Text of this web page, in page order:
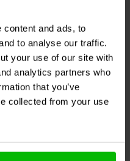
content and ads, to
to analyse our traffic.
your use of our site with
analytics partners who
that you’ve
collected from your use
SEAS
Prestige FU10RB -
H1600-08
Breitbandlautsprecher
4
klantbeoordelingen
Vergleichen